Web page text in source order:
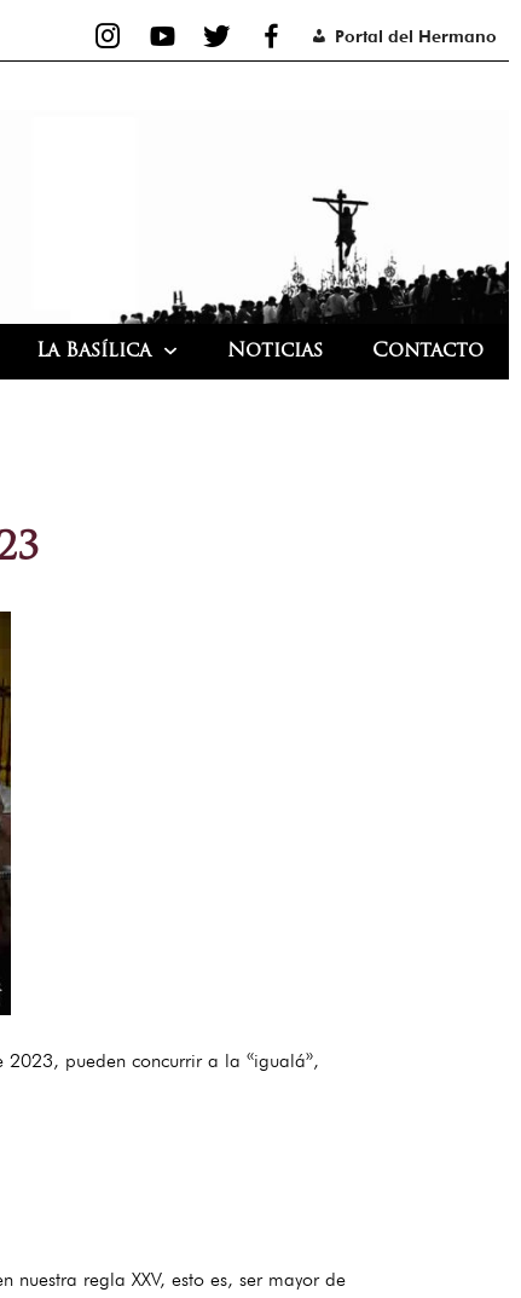
Portal del Hermano
La Basílica Noticias Contacto
2023, pueden concurrir a la «igualá»,
regla XXV, esto es, ser mayor de